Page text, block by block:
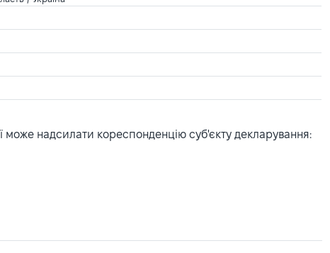
може надсилати кореспонденцію суб'єкту декларування: